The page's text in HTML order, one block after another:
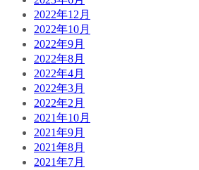
2022年12月
2022年10月
2022年9月
2022年8月
2022年4月
2022年3月
2022年2月
2021年10月
2021年9月
2021年8月
2021年7月